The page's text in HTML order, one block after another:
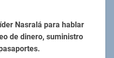
Nasralá para hablar
de dinero, suministro